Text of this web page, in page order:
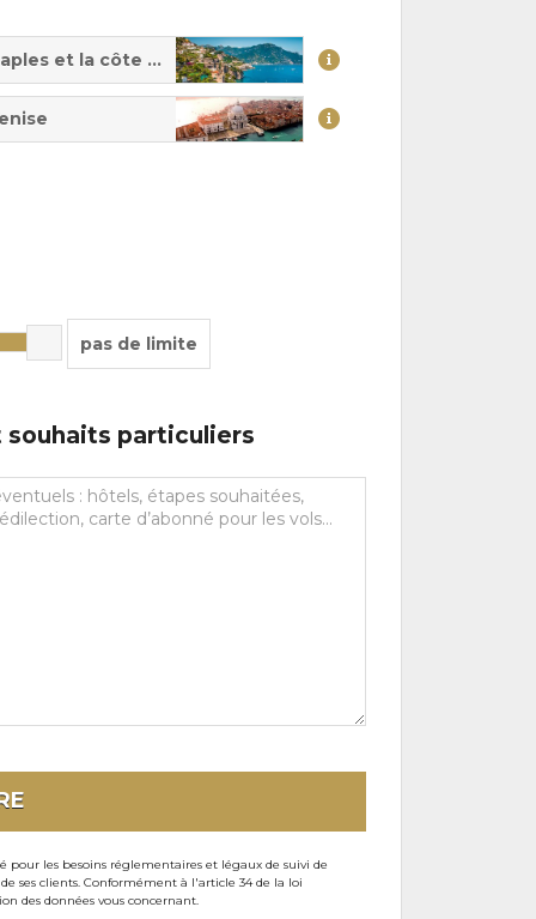
et la côte Amalfitaine
pas de limite
particuliers
les besoins réglementaires et légaux de suivi de
ses clients. Conformément à l'article 34 de la loi
des données vous concernant.